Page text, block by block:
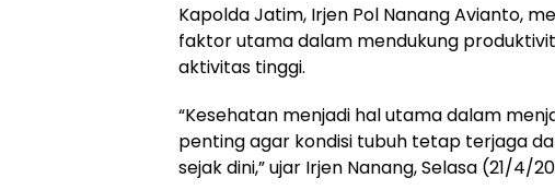
Kapolda Jatim, Irjen Pol Nanang Avianto,
faktor utama dalam mendukung
aktivitas tinggi.
“Kesehatan menjadi hal utama dalam
penting agar kondisi tubuh tetap terjaga
sejak dini,” ujar Irjen Nanang, Selasa (21/4/